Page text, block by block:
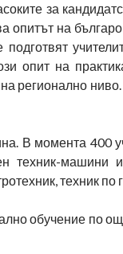
за
опитът на
подготвят
опит на
регионално
В момента 400
машини и
техник по
обучение по